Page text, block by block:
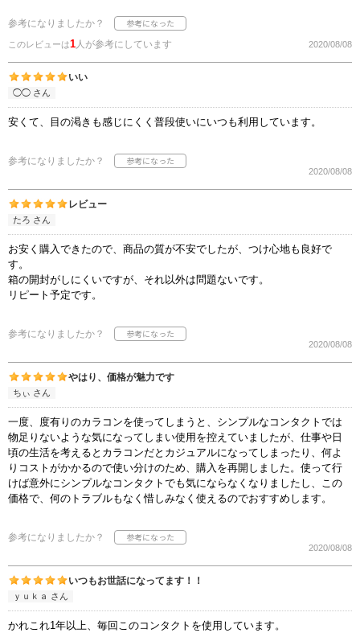
参考になりましたか？
このレビューは1人が参考にしています 2020/08/08
いい
◯◯ さん
安くて、目の渇きも感じにくく普段使いにいつも利用しています。
参考になりましたか？
2020/08/08
レビュー
たろ さん
お安く購入できたので、商品の質が不安でしたが、つけ心地も良好で
す。
箱の開封がしにくいですが、それ以外は問題ないです。
リピート予定です。
参考になりましたか？
2020/08/08
やはり、価格が魅力です
ちぃ さん
一度、度有りのカラコンを使ってしまうと、シンプルなコンタクトでは
物足りないような気になってしまい使用を控えていましたが、仕事や日
頃の生活を考えるとカラコンだとカジュアルになってしまったり、何よ
りコストがかかるので使い分けのため、購入を再開しました。使って行
けば意外にシンプルなコンタクトでも気にならなくなりましたし、この
価格で、何のトラブルもなく惜しみなく使えるのでおすすめします。
参考になりましたか？
2020/08/08
いつもお世話になってます！！
ｙｕｋａ さん
かれこれ1年以上、毎回このコンタクトを使用しています。